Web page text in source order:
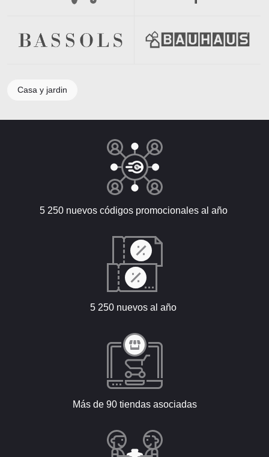
Casa y jardin
5 250 nuevos códigos promocionales al año
5 250 nuevos al año
Más de 90 tiendas asociadas